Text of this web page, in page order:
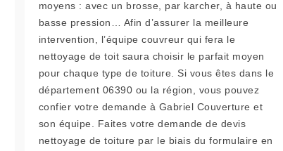
moyens : avec un brosse, par karcher, à haute ou
basse pression… Afin d’assurer la meilleure
intervention, l’équipe couvreur qui fera le
nettoyage de toit saura choisir le parfait moyen
pour chaque type de toiture. Si vous êtes dans le
département 06390 ou la région, vous pouvez
confier votre demande à Gabriel Couverture et
son équipe. Faites votre demande de devis
nettoyage de toiture par le biais du formulaire en